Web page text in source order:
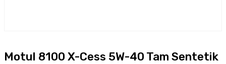
Motul 8100 X-Cess 5W-40 Tam Sentetik